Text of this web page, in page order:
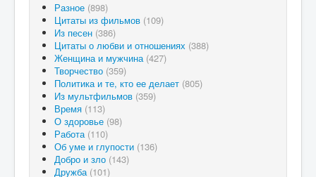
Разное (898)
Цитаты из фильмов (109)
Из песен (386)
Цитаты о любви и отношениях (388)
Женщина и мужчина (427)
Творчество (359)
Политика и те, кто ее делает (805)
Из мультфильмов (359)
Время (113)
О здоровье (98)
Работа (110)
Об уме и глупости (136)
Добро и зло (143)
Дружба (101)